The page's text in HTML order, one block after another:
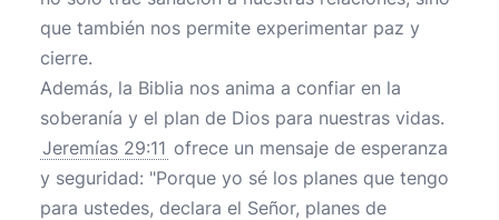
que también nos permite experimentar paz y
cierre.
Además, la Biblia nos anima a confiar en la
soberanía y el plan de Dios para nuestras vidas.
Jeremías 29:11 ofrece un mensaje de esperanza
y seguridad: "Porque yo sé los planes que tengo
para ustedes, declara el Señor, planes de